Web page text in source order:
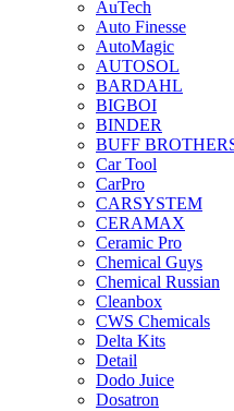
AuTech
Auto Finesse
AutoMagic
AUTOSOL
BARDAHL
BIGBOI
BINDER
BUFF
Car Tool
CarPro
CARSYSTEM
CERAMAX
Ceramic Pro
Chemical Guys
Chemical Russian
Cleanbox
CWS Chemicals
Delta Kits
Detail
Dodo Juice
Dosatron